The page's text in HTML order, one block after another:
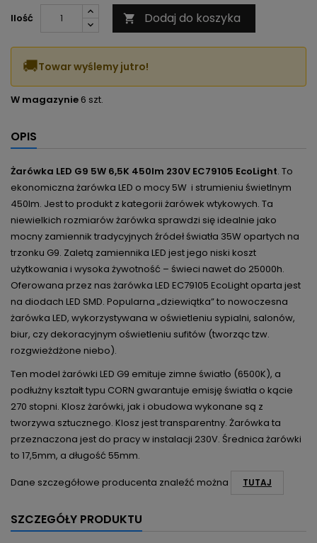
Ilość  Dodaj do koszyka
🚚Towar wyślemy jutro!
W magazynie 6 szt.
OPIS
Żarówka LED G9 5W 6,5K 450lm 230V EC79105 EcoLight. To
ekonomiczna żarówka LED o mocy 5W i strumieniu świetlnym
450lm. Jest to produkt z kategorii żarówek wtykowych. Ta
niewielkich rozmiarów żarówka sprawdzi się idealnie jako
mocny zamiennik tradycyjnych źródeł światła 35W opartych na
trzonku G9. Zaletą zamiennika LED jest jego niski koszt
użytkowania i wysoka żywotność – świeci nawet do 25000h.
Oferowana przez nas żarówka LED EC79105 EcoLight oparta jest
na diodach LED SMD. Popularna „dziewiątka” to nowoczesna
żarówka LED, wykorzystywana w oświetleniu sypialni, salonów,
biur, czy dekoracyjnym oświetleniu sufitów (tworząc tzw.
rozgwieżdżone niebo).
Ten model żarówki LED G9 emituje zimne światło (6500K), a
podłużny kształt typu CORN gwarantuje emisję światła o kącie
270 stopni. Klosz żarówki, jak i obudowa wykonane są z
tworzywa sztucznego. Klosz jest transparentny. Żarówka ta
przeznaczona jest do pracy w instalacji 230V. Średnica żarówki
to 17,5mm, a długość 55mm.
Dane szczegółowe producenta znaleźć można
TUTAJ
SZCZEGÓŁY PRODUKTU